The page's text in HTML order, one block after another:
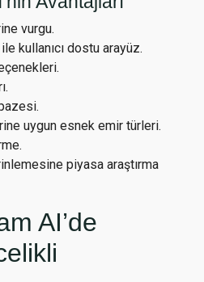
vurgu.
kullanıcı dostu arayüz.
uygun esnek emir türleri.
piyasa araştırma
AI’de